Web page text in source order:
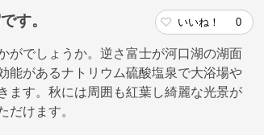
す。 いいね！ 0
がでしょうか。逆さ富士が河口湖の湖面
能があるナトリウム硫酸塩泉で大浴場や
ます。秋には周囲も紅葉し綺麗な光景が
だけます。